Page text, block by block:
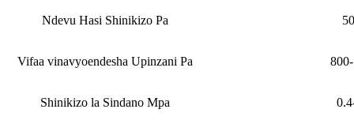
Ndevu Hasi Shinikizo Pa
Vifaa vinavyoendesha Upinzani Pa
Shinikizo la Sindano Mpa